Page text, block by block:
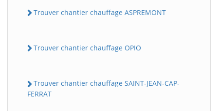
Trouver chantier chauffage ASPREMONT
Trouver chantier chauffage OPIO
Trouver chantier chauffage SAINT-JEAN-CAP-
FERRAT